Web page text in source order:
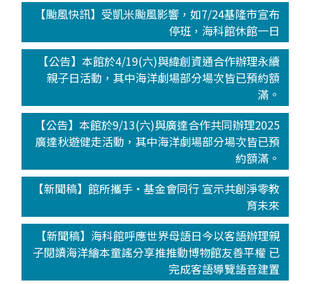
【颱風快訊】受凱米颱風影響，如7/24基隆市宣布
停班，海科館休館一日
【公告】本館於4/19(六)與緯創資通合作辦理永續
親子日活動，其中海洋劇場部分場次皆已預約額
滿。
【公告】本館於9/13(六)與廣達合作共同辦理2025
廣達秋遊健走活動，其中海洋劇場部分場次皆已預
約額滿。
【新聞稿】館所攜手‧基金會同行 宣示共創淨零教
育未來
【新聞稿】海科館呼應世界母語日今以客語辦理親
子閱讀海洋繪本童謠分享推推動博物館友善平權 已
完成客語導覽語音建置